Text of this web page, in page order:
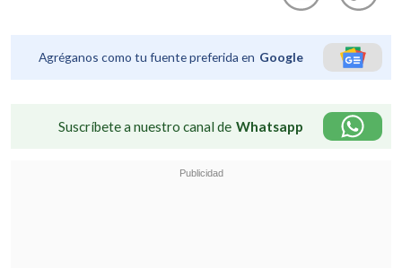
Agréganos como tu fuente preferida en Google
Suscríbete a nuestro canal de Whatsapp